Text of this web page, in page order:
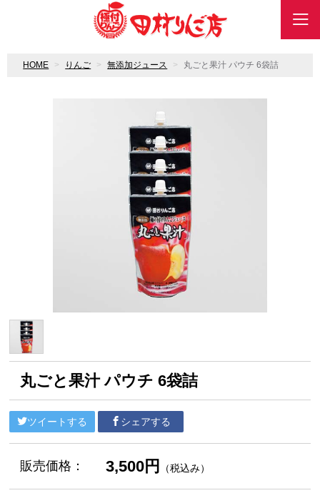
HOME りんご 無添加ジュース 丸ごと果汁 パウチ 6袋詰
丸ごと果汁 パウチ 6袋詰
ツイートする シェアする
販売価格： 3,500円 （税込み）